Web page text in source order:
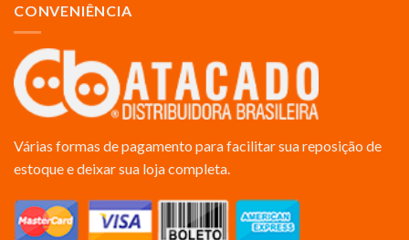
CONVENIÊNCIA
Várias formas de pagamento para facilitar sua reposição de
estoque e deixar sua loja completa.